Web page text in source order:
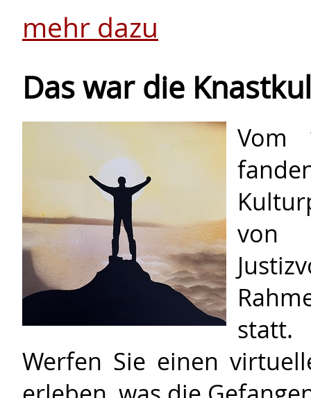
mehr dazu
Das war die
Vom
von
statt.
Werfen Sie einen